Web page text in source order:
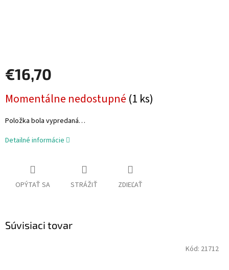
€16,70
cena:
Momentálne nedostupné (1 ks)
Položka bola vypredaná…
Detailné informácie
OPÝTAŤ SA STRÁŽIŤ ZDIEĽAŤ
Súvisiaci tovar
Kód: 21712